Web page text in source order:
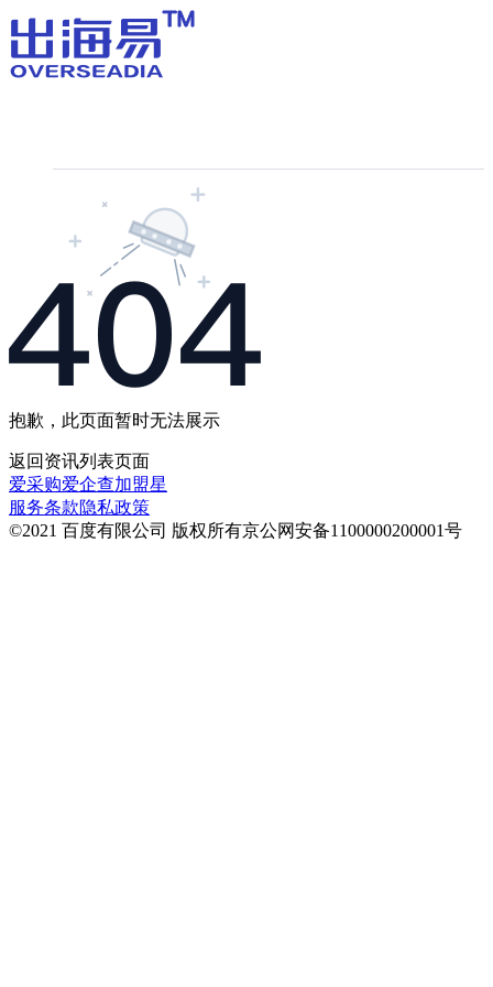
抱歉，此页面暂时无法展示
返回 资讯列表页面
爱采购爱企查加盟星
服务条款隐私政策
©2021 百度有限公司 版权所有京公网安备1100000200001号